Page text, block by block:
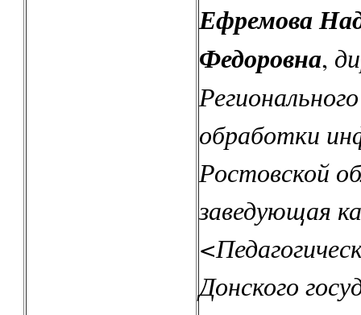
Ефремова
Федоровна,
обработки
Ростовской
заведующая
Донского